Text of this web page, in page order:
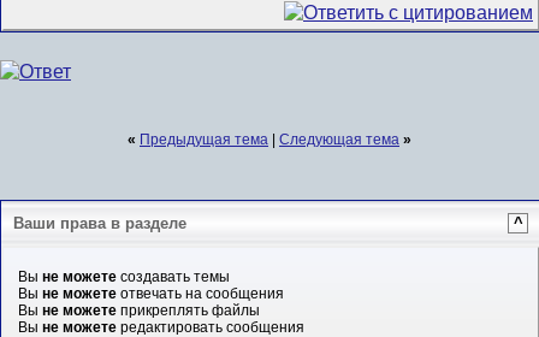
« Предыдущая тема Следующая тема »
Ваши права в разделе ^
Вы не можетесоздавать темы
Вы не можетеотвечать на сообщения
Вы не можетеприкреплять файлы
Вы не можетередактировать сообщения